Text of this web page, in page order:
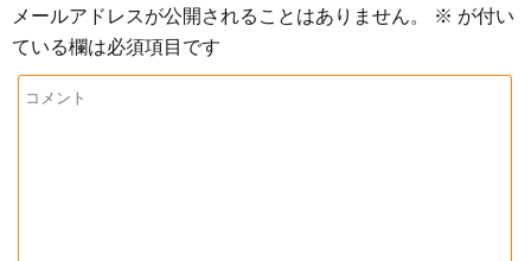
メールアドレスが公開されることはありません。 ※ が付い
ている欄は必須項目です